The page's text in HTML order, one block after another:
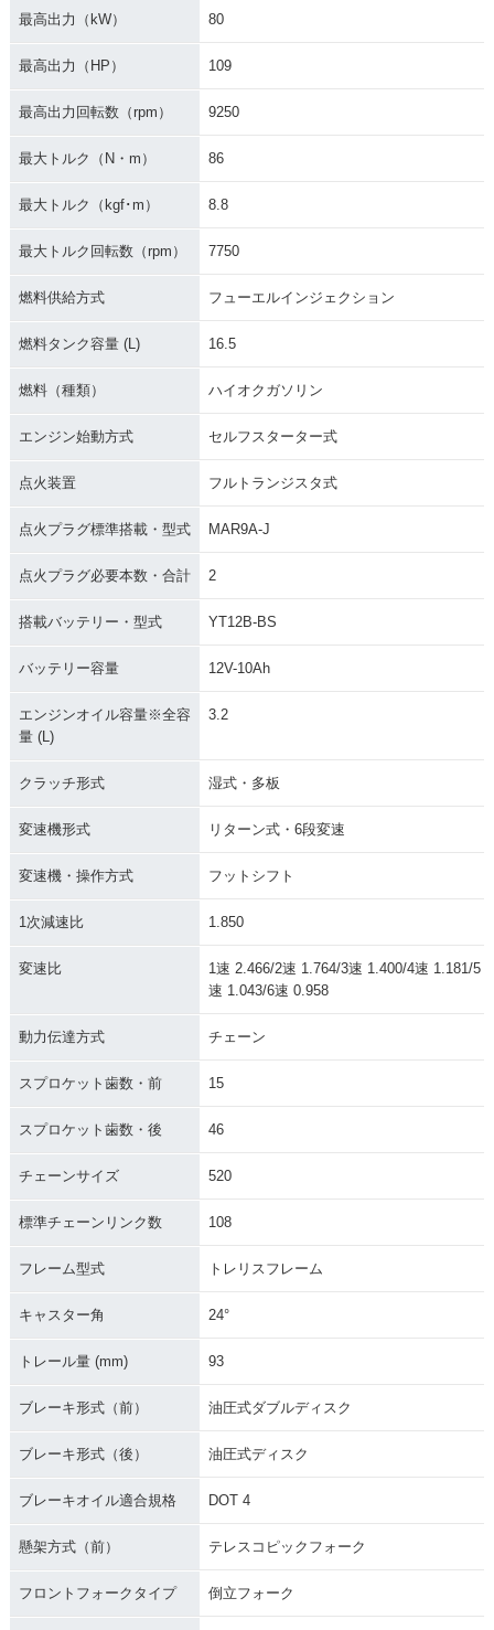
最高出力（kW） 80
最高出力（HP） 109
最高出力回転数（rpm） 9250
最大トルク（N・m） 86
最大トルク（kgf･m） 8.8
最大トルク回転数（rpm） 7750
燃料供給方式 フューエルインジェクション
燃料タンク容量 (L) 16.5
燃料（種類） ハイオクガソリン
エンジン始動方式 セルフスターター式
点火装置 フルトランジスタ式
点火プラグ標準搭載・型式 MAR9A-J
点火プラグ必要本数・合計 2
搭載バッテリー・型式 YT12B-BS
バッテリー容量 12V-10Ah
エンジンオイル容量※全容
量 (L)
3.2
クラッチ形式 湿式・多板
変速機形式 リターン式・6段変速
変速機・操作方式 フットシフト
1次減速比 1.850
変速比
1速 2.466/2速 1.764/3速 1.400/4速 1.181/5
速 1.043/6速 0.958
動力伝達方式 チェーン
スプロケット歯数・前 15
スプロケット歯数・後 46
チェーンサイズ 520
標準チェーンリンク数 108
フレーム型式 トレリスフレーム
キャスター角 24°
トレール量 (mm) 93
ブレーキ形式（前） 油圧式ダブルディスク
ブレーキ形式（後） 油圧式ディスク
ブレーキオイル適合規格 DOT 4
懸架方式（前） テレスコピックフォーク
フロントフォークタイプ 倒立フォーク